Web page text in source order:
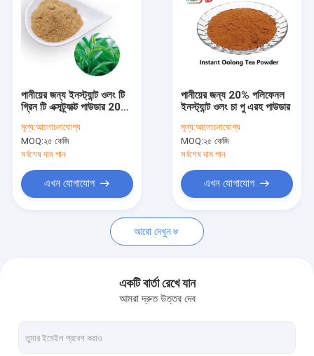
আমাদের সম্পর্কে
কারখানা ভ্রমণ
উদ্ধৃতির জন্য আবেদন
গ্রিন টি এক্সট্রাক্ট পাউডার
Eucommia Ulmoides নির্যাস
জিনসেং এক্সট্র্যাক্ট পাউডার
পানীয়ের জন্য ইনস্ট্যান্ট ওলং টি
গ্রিন টি এক্সট্র্যাক্ট পাউডার 20%
মূল্য:আলোচনাযোগ্য
MOQ:২৫ কেজি
সর্বশেষ দাম পান
এখন যোগাযোগ
পানীয়ের জন্য 20% পলিফেনল
ইনস্ট্যান্ট ওলং চা পু এরহ পাউডার
মূল্য:আলোচনাযোগ্য
MOQ:২৫ কেজি
সর্বশেষ দাম পান
এখন যোগাযোগ
আরো দেখুন
একটি বার্তা রেখে যান
আমরা দ্রুত উত্তর দেব